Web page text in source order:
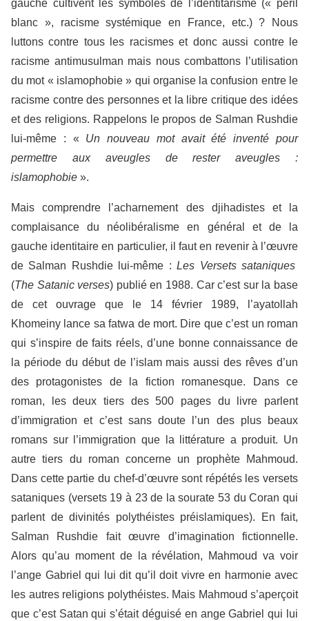
gauche cultivent les symboles de l’identitarisme (« péril
blanc », racisme systémique en France, etc.) ? Nous
luttons contre tous les racismes et donc aussi contre le
racisme antimusulman mais nous combattons l’utilisation
du mot « islamophobie » qui organise la confusion entre le
racisme contre des personnes et la libre critique des idées
et des religions. Rappelons le propos de Salman Rushdie
lui-même : « Un nouveau mot avait été inventé pour
permettre aux aveugles de rester aveugles :
islamophobie ».
Mais comprendre l’acharnement des djihadistes et la
complaisance du néolibéralisme en général et de la
gauche identitaire en particulier, il faut en revenir à l’œuvre
de Salman Rushdie lui-même :Les Versets sataniques
(The Satanic verses) publié en 1988. Car c’est sur la base
de cet ouvrage que le 14 février 1989, l’ayatollah
Khomeiny lance sa fatwa de mort. Dire que c’est un roman
qui s’inspire de faits réels, d’une bonne connaissance de
la période du début de l’islam mais aussi des rêves d’un
des protagonistes de la fiction romanesque. Dans ce
roman, les deux tiers des 500 pages du livre parlent
d’immigration et c’est sans doute l’un des plus beaux
romans sur l’immigration que la littérature a produit. Un
autre tiers du roman concerne un prophète Mahmoud.
Dans cette partie du chef-d’œuvre sont répétés les versets
sataniques (versets 19 à 23 de la sourate 53 du Coran qui
parlent de divinités polythéistes préislamiques). En fait,
Salman Rushdie fait œuvre d’imagination fictionnelle.
Alors qu’au moment de la révélation, Mahmoud va voir
l’ange Gabriel qui lui dit qu’il doit vivre en harmonie avec
les autres religions polythéistes. Mais Mahmoud s’aperçoit
que c’est Satan qui s’était déguisé en ange Gabriel qui lui